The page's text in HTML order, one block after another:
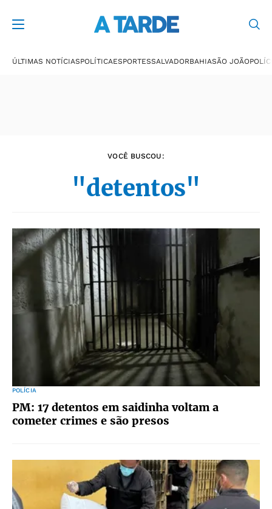
ÚLTIMAS NOTÍCIASPOLÍTICAESPORTESSALVADORBAHIASÃO JOÃO
VOCÊ BUSCOU:
"detentos"
POLÍCIA
PM: 17 detentos em saidinha voltam a
cometer crimes e são presos